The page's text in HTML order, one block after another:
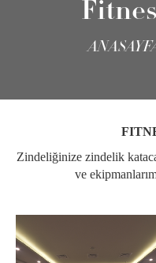
Zindeliğinize zindelik
ve